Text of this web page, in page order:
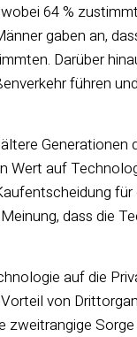
64 %
gaben an,
Darüber
führen
Generationen
auf
für
dass die
auf die
von